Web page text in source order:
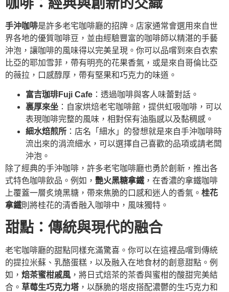
咖啡：經典與創新的交織
手沖咖啡是許多老宅咖啡廳的招牌。店家通常會選用來自世
界各地的優質咖啡豆，並由經驗豐富的咖啡師以精湛的手藝
沖泡，讓咖啡的風味得以完美呈現。你可以品嚐到來自衣索
比亞的耶加雪菲，帶有明亮的花果香氣，或是來自哥倫比亞
的薇拉，口感醇厚，帶有堅果和巧克力的味道。
富吉珈琲Fuji Cafe ：透過咖啡與客人味蕾對話。
裏厚來坐 ：自家烘焙老宅咖啡館，提供虹吸咖啡，可以
表現咖啡完整的風味，相對保有油脂感以及黏稠感。
細水焙煎所 ：店名「細水」的發想就是來自手沖咖啡時
流出來的涓流細水，可以選擇自己喜歡的品項或請老闆
沖泡。
除了經典的手沖咖啡，許多老宅咖啡廳也勇於創新，推出各
式特色咖啡飲品。例如， 艷火黑糖拿鐵，在香濃的拿鐵咖啡
上覆蓋一層炙燒黑糖，帶來焦脆的口感和迷人的香氣。 桂花
拿鐵則將桂花的清香融入咖啡中，風味獨特。
甜點：傳統與現代的融合
老宅咖啡廳的甜點同樣充滿驚喜。你可以在這裡品嚐到傳統
的提拉米蘇、乳酪蛋糕，以及融入在地食材的創意甜點。例
如， 焙茶蜜柑戚風 ，將日式焙茶的茶香與蜜柑的酸甜完美結
合。 草莓生巧克力塔 ，以酥脆的塔皮搭配濃鬱的生巧克力和